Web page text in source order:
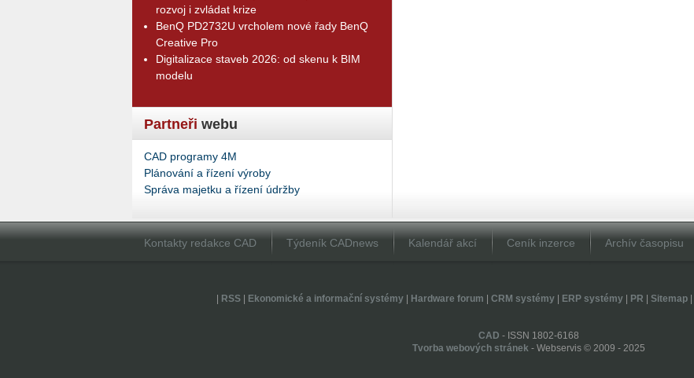
rozvoj i zvládat krize
BenQ PD2732U vrcholem nové řady BenQ
Creative Pro
Digitalizace staveb 2026: od skenu k BIM
modelu
Partneři webu
CAD programy 4M
Plánování a řízení výroby
Správa majetku a řízení údržby
Kontakty redakce CAD Týdeník CADnews Kalendář akcí Ceník inzerce Archív časopisu
RSS| Ekonomické a informační systémy| Hardware forum CRM systémy| ERP systémy| PR Sitemap|
CAD - ISSN 1802-6168
Tvorba webových stránek - Webservis © 2009 - 2025